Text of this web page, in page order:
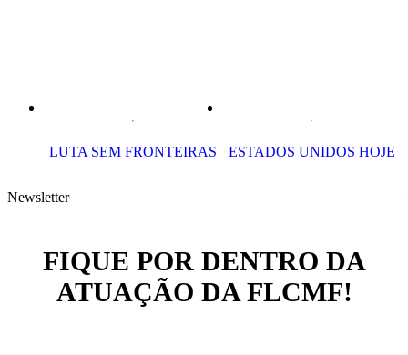
LUTA SEM FRONTEIRAS ESTADOS UNIDOS HOJE
Newsletter
FIQUE POR DENTRO DA
ATUAÇÃO DA FLCMF!